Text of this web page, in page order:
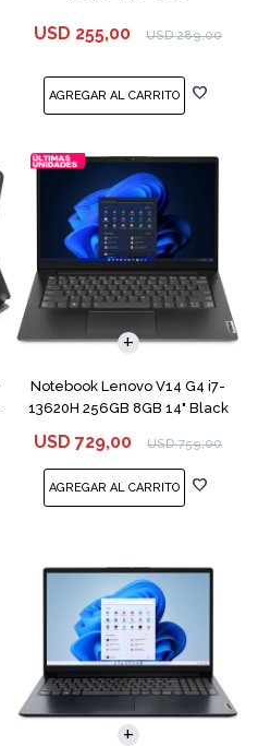
USD 255,00 USD 289,00
Notebook Lenovo V14 G4 i7-
13620H 256GB 8GB 14" Black
USD 729,00 USD 759,00
COMPARAR